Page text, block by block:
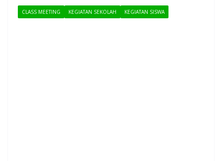
CLASS MEETING KEGIATAN SEKOLAH KEGIATAN SISWA